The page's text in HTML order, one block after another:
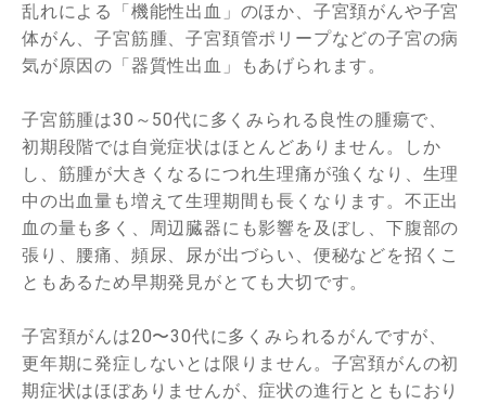
乱れによる「機能性出血」のほか、子宮頚がんや子宮
体がん、子宮筋腫、子宮頚管ポリープなどの子宮の病
気が原因の「器質性出血」もあげられます。
子宮筋腫は30～50代に多くみられる良性の腫瘍で、
初期段階では自覚症状はほとんどありません。しか
し、筋腫が大きくなるにつれ生理痛が強くなり、生理
中の出血量も増えて生理期間も長くなります。不正出
血の量も多く、周辺臓器にも影響を及ぼし、下腹部の
張り、腰痛、頻尿、尿が出づらい、便秘などを招くこ
ともあるため早期発見がとても大切です。
子宮頚がんは20〜30代に多くみられるがんですが、
更年期に発症しないとは限りません。子宮頚がんの初
期症状はほぼありませんが、症状の進行とともにおり